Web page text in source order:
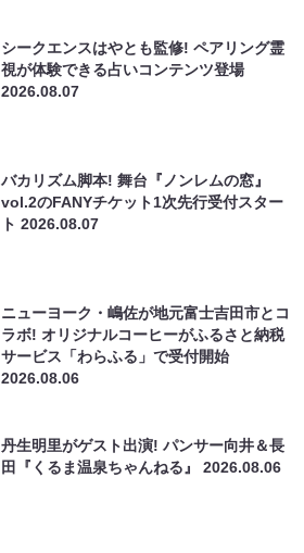
シークエンスはやとも監修! ペアリング霊
視が体験できる占いコンテンツ登場
2026.08.07
バカリズム脚本! 舞台『ノンレムの窓』
vol.2のFANYチケット1次先行受付スター
ト2026.08.07
ニューヨーク・嶋佐が地元富士吉田市とコ
ラボ! オリジナルコーヒーがふるさと納税
サービス「わらふる」で受付開始
2026.08.06
丹生明里がゲスト出演! パンサー向井＆長
田『くるま温泉ちゃんねる』2026.08.06